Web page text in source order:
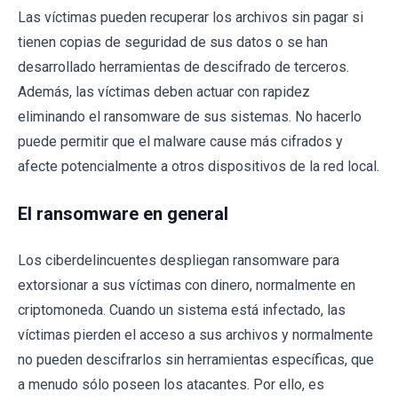
Las víctimas pueden recuperar los archivos sin pagar si
tienen copias de seguridad de sus datos o se han
desarrollado herramientas de descifrado de terceros.
Además, las víctimas deben actuar con rapidez
eliminando el ransomware de sus sistemas. No hacerlo
puede permitir que el malware cause más cifrados y
afecte potencialmente a otros dispositivos de la red local.
El ransomware en general
Los ciberdelincuentes despliegan ransomware para
extorsionar a sus víctimas con dinero, normalmente en
criptomoneda. Cuando un sistema está infectado, las
víctimas pierden el acceso a sus archivos y normalmente
no pueden descifrarlos sin herramientas específicas, que
a menudo sólo poseen los atacantes. Por ello, es